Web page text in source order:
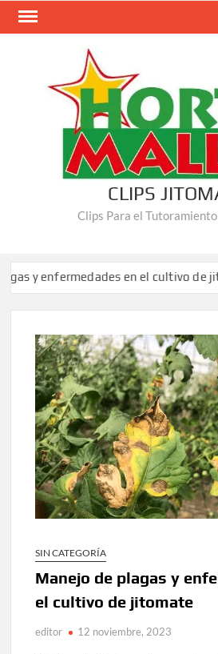
Saltar
CLIPS
Clips Para el
en el cultivo de jitomate
SIN CATEGORÍA
Manejo de plagas y
el cultivo de jitomate
editor 12 noviembre, 2023